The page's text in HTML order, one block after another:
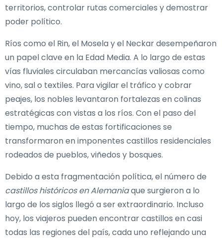
territorios, controlar rutas comerciales y demostrar
poder político.
Ríos como el Rin, el Mosela y el Neckar desempeñaron
un papel clave en la Edad Media. A lo largo de estas
vías fluviales circulaban mercancías valiosas como
vino, sal o textiles. Para vigilar el tráfico y cobrar
peajes, los nobles levantaron fortalezas en colinas
estratégicas con vistas a los ríos. Con el paso del
tiempo, muchas de estas fortificaciones se
transformaron en imponentes castillos residenciales
rodeados de pueblos, viñedos y bosques.
Debido a esta fragmentación política, el número de
castillos históricos en Alemaniaque surgieron a lo
largo de los siglos llegó a ser extraordinario. Incluso
hoy, los viajeros pueden encontrar castillos en casi
todas las regiones del país, cada uno reflejando una